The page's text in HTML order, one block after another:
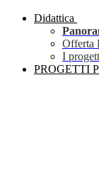
Didattica
Offerta
I
PROGETTI